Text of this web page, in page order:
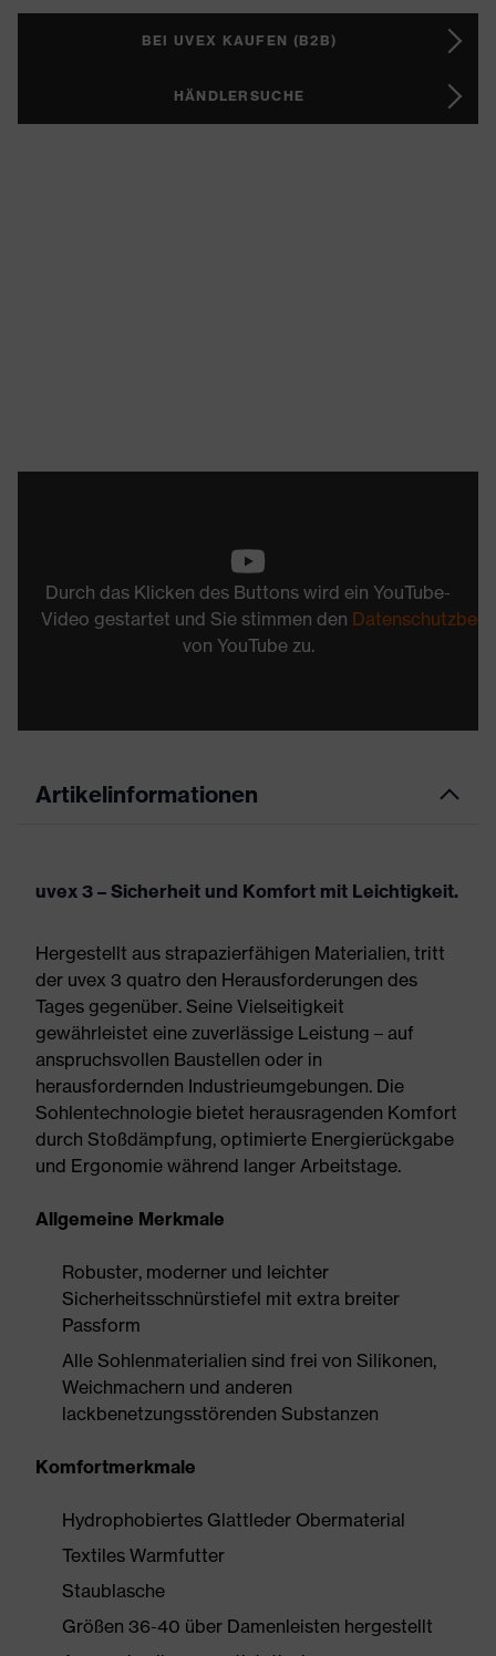
BEI UVEX KAUFEN (B2B)
HÄNDLERSUCHE
Durch das Klicken des Buttons wird ein YouTube-
Video gestartet und Sie stimmen den
von YouTube zu.
Artikelinformationen
uvex 3 – Sicherheit und Komfort mit Leichtigkeit.
Hergestellt aus strapazierfähigen Materialien, tritt
der uvex 3 quatro den Herausforderungen des
Tages gegenüber. Seine Vielseitigkeit
gewährleistet eine zuverlässige Leistung – auf
anspruchsvollen Baustellen oder in
herausfordernden Industrieumgebungen. Die
Sohlentechnologie bietet herausragenden Komfort
durch Stoßdämpfung, optimierte Energierückgabe
und Ergonomie während langer Arbeitstage.
Allgemeine Merkmale
Robuster, moderner und leichter
Sicherheitsschnürstiefel mit extra breiter
Passform
Alle Sohlenmaterialien sind frei von Silikonen,
Weichmachern und anderen
lackbenetzungsstörenden Substanzen
Komfortmerkmale
Hydrophobiertes Glattleder Obermaterial
Textiles Warmfutter
Staublasche
Größen 36-40 über Damenleisten hergestellt